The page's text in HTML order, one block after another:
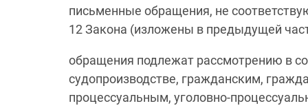
письменные обращения, не
12 Закона (изложены в предыдущей
обращения подлежат рассмотрению в
судопроизводстве, гражданским,
процессуальным, уголовно-